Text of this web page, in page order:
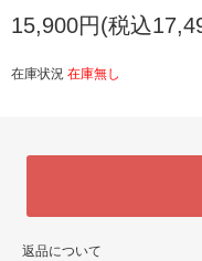
15,900円(税込
在庫状況 在庫無し
返品について